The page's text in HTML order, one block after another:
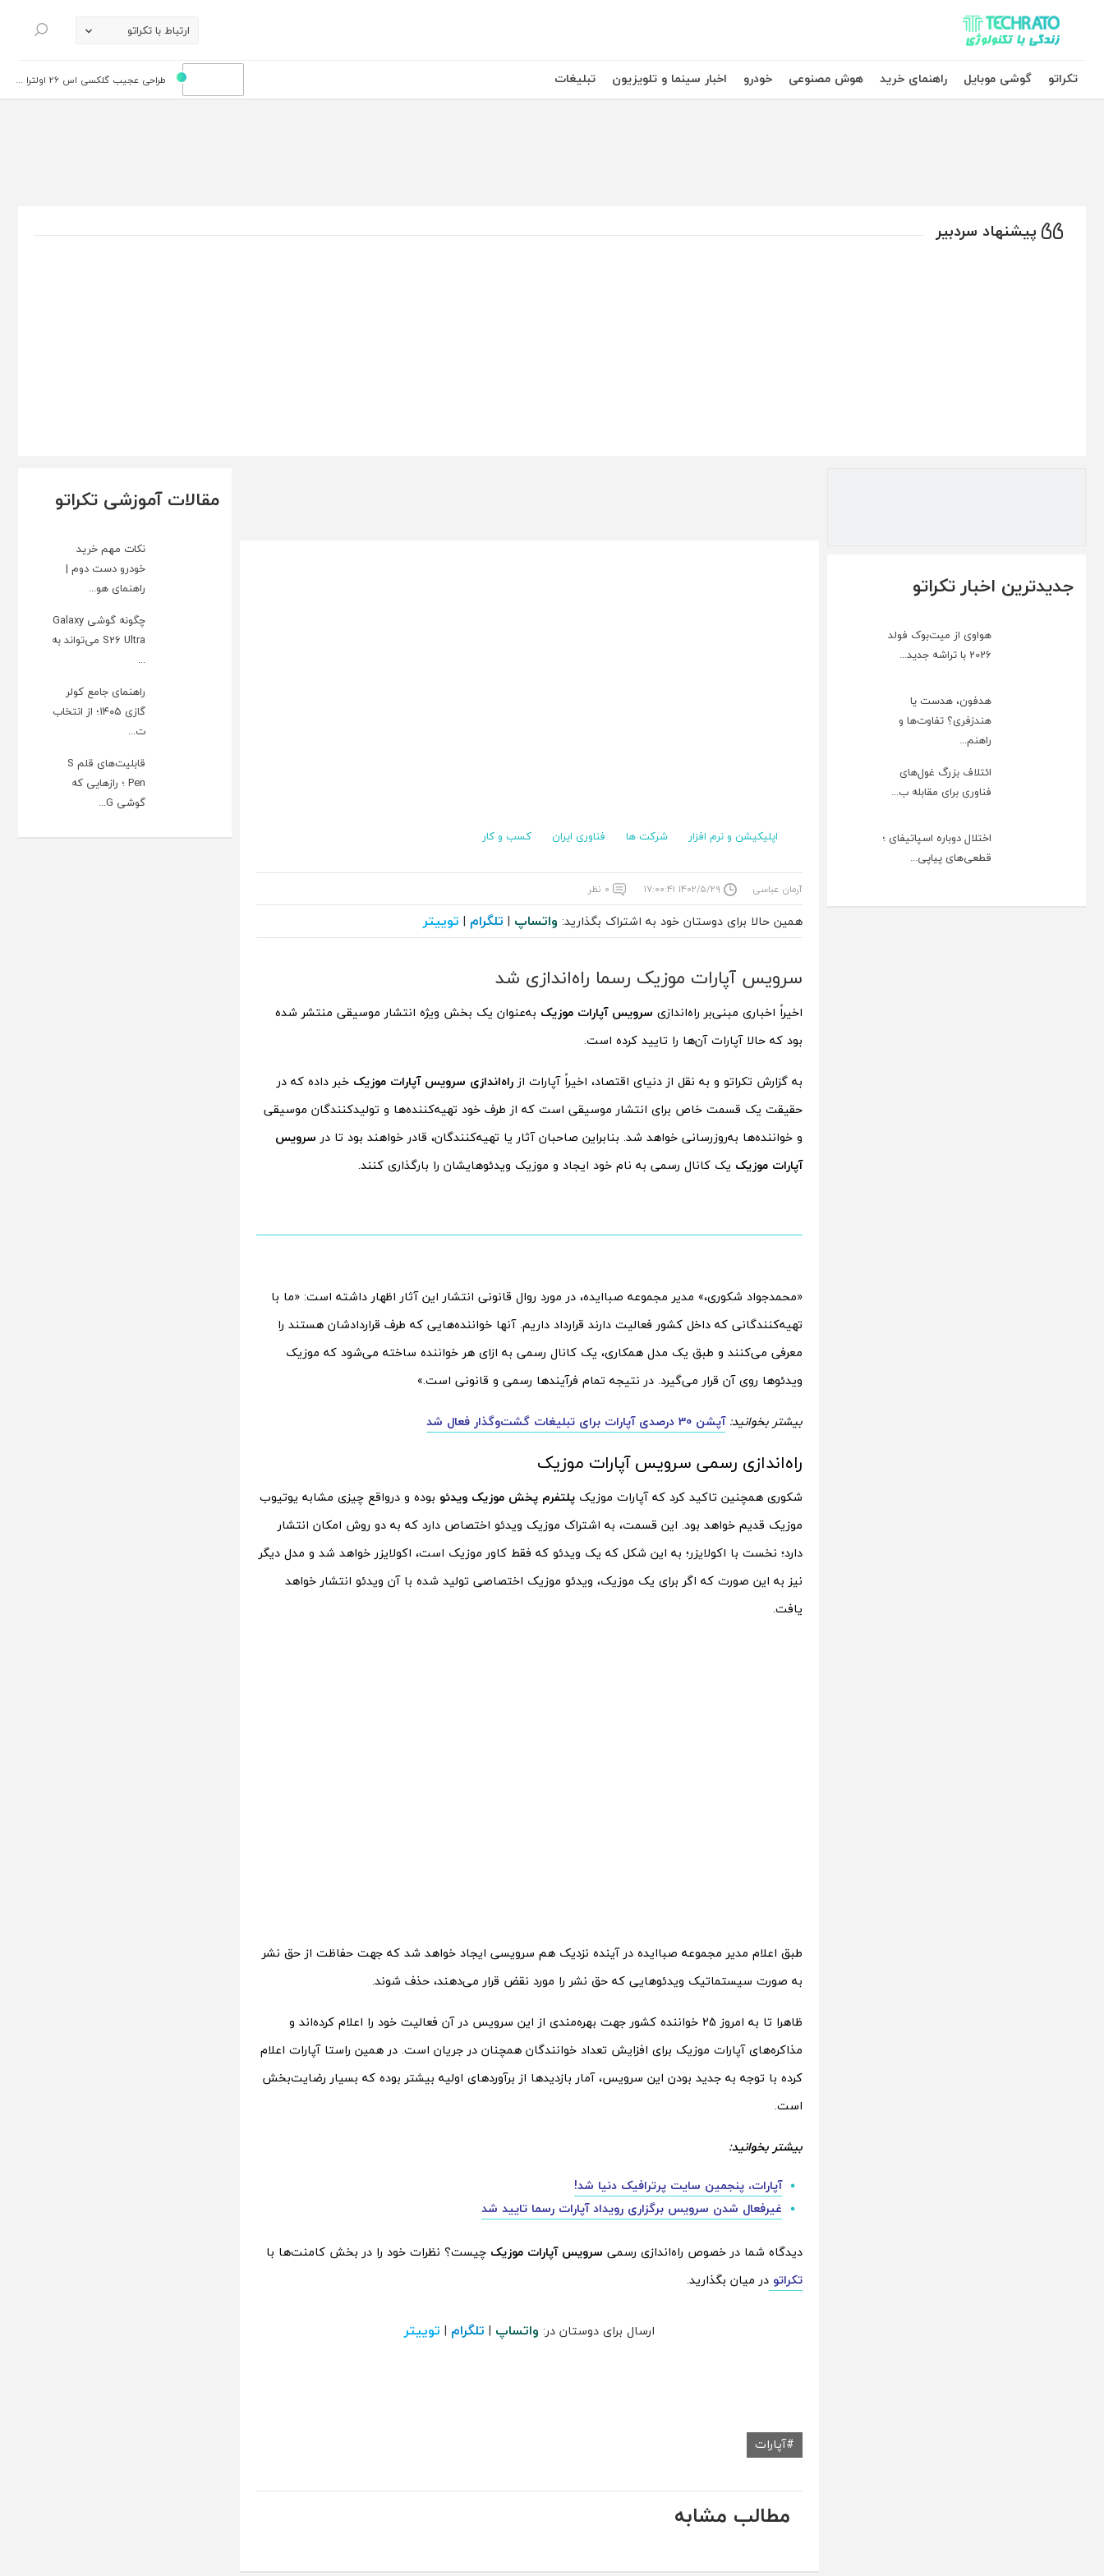
تکراتو – زندگی با تکنولوژی ارتباط با تکراتو
جستجو
تکراتو
گوشی موبایل راهنمای خرید هوش مصنوعی خودرو اخبار سینما و تلویزیون تبلیغات طراحی عجیب گلکسی اس 26 اولترا ...
پیشنهاد سردبیر
جدیدترین اخبار تکراتو
هواوی از میت‌بوک فولد
2026 با تراشه جدید...
هدفون، هدست یا
هندزفری؟ تفاوت‌ها و
راهنم...
ائتلاف بزرگ غول‌های
فناوری برای مقابله ب...
اختلال دوباره اسپاتیفای ؛
قطعی‌های پیاپی...
اپلیکیشن و نرم افزار شرکت ها فناوری ایران کسب و کار
آرمان عباسی ۱۴۰۲/۵/۲۹ ۱۷:۰۰:۴۱ ۰ نظر
همین حالا برای دوستان خود به اشتراک بگذارید: واتساپ | تلگرام | توییتر
سرویس آپارات موزیک رسما راه‌اندازی شد
اخیراً اخباری مبنی‌بر راه‌اندازی سرویس آپارات موزیک به‌عنوان یک بخش ویژه انتشار موسیقی منتشر شده
بود که حالا آپارات آن‌ها را تایید کرده است.
به گزارش تکراتو و به نقل از دنیای ‌اقتصاد، اخیراً آپارات از راه‌‌‌اندازی سرویس آپارات موزیک خبر داده که در
حقیقت یک قسمت خاص برای انتشار موسیقی است که از طرف خود تهیه‌‌‌کننده‌‌‌ها و تولیدکنندگان موسیقی
و خواننده‌‌‌ها به‌‌‌روزرسانی خواهد شد. بنابراین صاحبان آثار یا تهیه‌‌‌کنندگان، قادر خواهند بود تا در سرویس
آپارات موزیک یک کانال رسمی به نام خود ایجاد و موزیک ویدئوهایشان را بارگذاری کنند.
«محمدجواد شکوری،» مدیر مجموعه صباایده، در مورد روال قانونی انتشار این آثار اظهار داشته است: «ما با
تهیه‌‌‌کنندگانی که داخل کشور فعالیت دارند قرارداد داریم. آنها خواننده‌‌‌هایی که طرف قراردادشان هستند را
معرفی می‌کنند و طبق یک مدل همکاری، یک کانال رسمی به ازای هر خواننده ساخته می‌شود که موزیک
ویدئوها روی آن قرار می‌گیرد. در نتیجه تمام فرآیندها رسمی و قانونی است.»
بیشتر بخوانید:آپشن 30 درصدی آپارات برای تبلیغات گشت‌وگذار فعال شد
راه‌اندازی رسمی سرویس آپارات موزیک
شکوری همچنین تاکید کرد که آپارات موزیک پلتفرم پخش موزیک ویدئو بوده و درواقع چیزی مشابه یوتیوب
موزیک قدیم خواهد بود. این قسمت، به اشتراک موزیک ویدئو اختصاص دارد که به دو روش امکان انتشار
دارد؛ نخست با اکولایزر؛ به این شکل که یک ویدئو که فقط کاور موزیک است، اکولایزر خواهد شد و مدل دیگر
نیز به این صورت که اگر برای یک موزیک، ویدئو موزیک اختصاصی تولید شده با آن ویدئو انتشار خواهد
یافت.
طبق اعلام مدیر مجموعه صباایده در آینده نزدیک هم سرویسی ایجاد خواهد شد که جهت حفاظت از حق نشر
به صورت سیستماتیک ویدئوهایی که حق نشر را مورد نقض قرار می‌دهند، حذف شوند.
ظاهرا تا به امروز 25 خواننده کشور جهت بهره‌مندی از این سرویس در آن فعالیت خود را اعلام کرده‌اند و
مذاکره‌‌‌های آپارات موزیک برای افزایش تعداد خوانندگان همچنان در جریان است. در همین راستا آپارات اعلام
کرده با توجه به جدید بودن این سرویس، آمار بازدیدها از برآوردهای اولیه بیشتر بوده که بسیار رضایت‌بخش
است.
بیشتر بخوانید:
آپارات،‌ پنجمین سایت پرترافیک دنیا شد!
غیرفعال شدن سرویس برگزاری رویداد آپارات رسما تایید شد
دیدگاه شما در خصوص راه‌اندازی رسمی سرویس آپارات موزیک چیست؟ نظرات خود را در بخش کامنت‌ها با
تکراتو در میان بگذارید.
ارسال برای دوستان در: واتساپ | تلگرام | توییتر
آپارات
مطالب مشابه
مقالات آموزشی تکراتو
نکات مهم خرید
خودرو دست دوم |
راهنمای هو...
چگونه گوشی Galaxy
S26 Ultra می‌تواند به
...
راهنمای جامع کولر
گازی ۱۴۰۵؛ از انتخاب
ت...
قابلیت‌های قلم S
Pen ؛ رازهایی که
گوشی G...